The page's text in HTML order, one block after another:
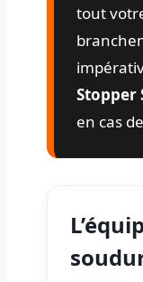
tout
Stopper
en cas